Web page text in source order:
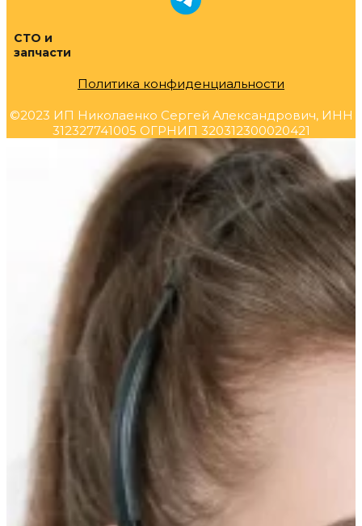
СТО и
запчасти
Политика конфиденциальности
©2023 ИП Николаенко Сергей Александрович, ИНН
312327741005 ОГРНИП 320312300020421